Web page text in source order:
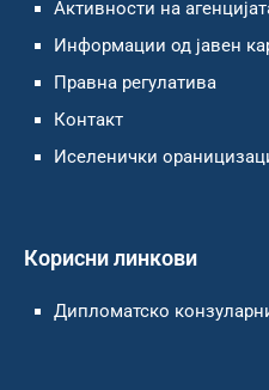
Активности на
Информации од јавен
Правна регулатива
Контакт
Иселенички
Корисни линкови
Дипломатско